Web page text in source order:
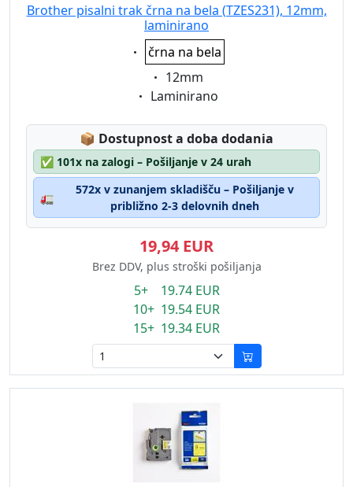
Brother pisalni trak črna na bela (TZES231), 12mm,
laminirano
Eigenschaft:
črna na bela
Eigenschaft:
12mm
Eigenschaft:
Laminirano
📦 Lagerstatus:
Dostupnost a doba dodania
✅ 101x na zalogi – Pošiljanje v 24 urah
🚛
572x v zunanjem skladišču – Pošiljanje v
približno 2-3 delovnih dneh
19,94 EUR
Brez DDV, plus stroški pošiljanja
5+ 19.74 EUR
10+ 19.54 EUR
15+ 19.34 EUR